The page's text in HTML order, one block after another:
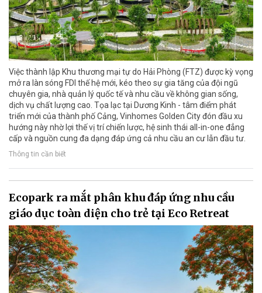
Việc thành lập Khu thương mại tự do Hải Phòng (FTZ) được kỳ vọng
mở ra làn sóng FDI thế hệ mới, kéo theo sự gia tăng của đội ngũ
chuyên gia, nhà quản lý quốc tế và nhu cầu về không gian sống,
dịch vụ chất lượng cao. Tọa lạc tại Dương Kinh - tâm điểm phát
triển mới của thành phố Cảng, Vinhomes Golden City đón đầu xu
hướng này nhờ lợi thế vị trí chiến lược, hệ sinh thái all-in-one đẳng
cấp và nguồn cung đa dạng đáp ứng cả nhu cầu an cư lẫn đầu tư.
Thông tin cần biết
Ecopark ra mắt phân khu đáp ứng nhu cầu
giáo dục toàn diện cho trẻ tại Eco Retreat